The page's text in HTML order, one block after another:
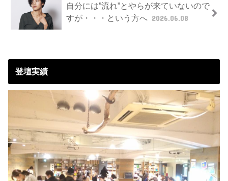
自分には”流れ”とやらが来ていないので
すが・・・という方へ 2026.06.08
登壇実績